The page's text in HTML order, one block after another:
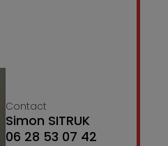
Contact
Simon SITRUK
06 28 53 07 42